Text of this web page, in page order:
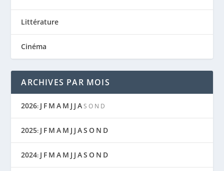
Littérature
Cinéma
ARCHIVES PAR MOIS
2026: J F M A M J J A S O N D
2025: J F M A M J J AS O N D
2024: J F M A M J J AS O N D